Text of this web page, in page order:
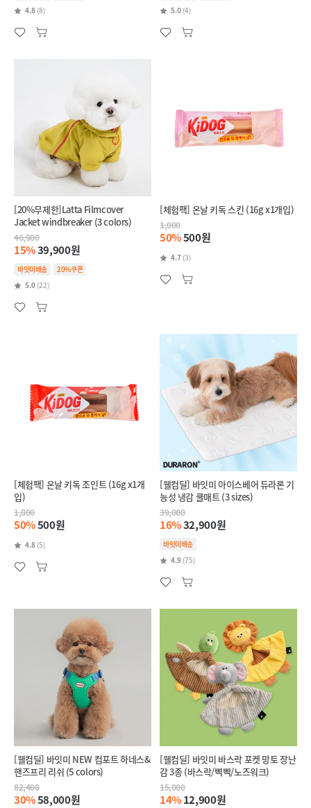
4.8 (8)
5.0 (4)
[20%무제한]Latta Filmcover
Jacket windbreaker (3 colors)
46,900
15%39,900원
바잇미배송
20%쿠폰
5.0 (22)
[체험팩] 온날 키독 스킨 (16g x1개입)
1,000
50%500원
4.7 (3)
[체험팩] 온날 키독 조인트 (16g x1개
입)
1,000
50%500원
4.8 (5)
[웰컴딜] 바잇미 아이스베어 듀라론 기
능성 냉감 쿨매트 (3 sizes)
39,000
16%32,900원
바잇미배송
4.9 (75)
[웰컴딜] 바잇미 NEW 컴포트 하네스&
핸즈프리 리쉬 (5 colors)
82,400
30%58,000원
[웰컴딜] 바잇미 바스락 포켓 망토 장난
감 3종 (바스락/삑삑/노즈워크)
15,000
14%12,900원